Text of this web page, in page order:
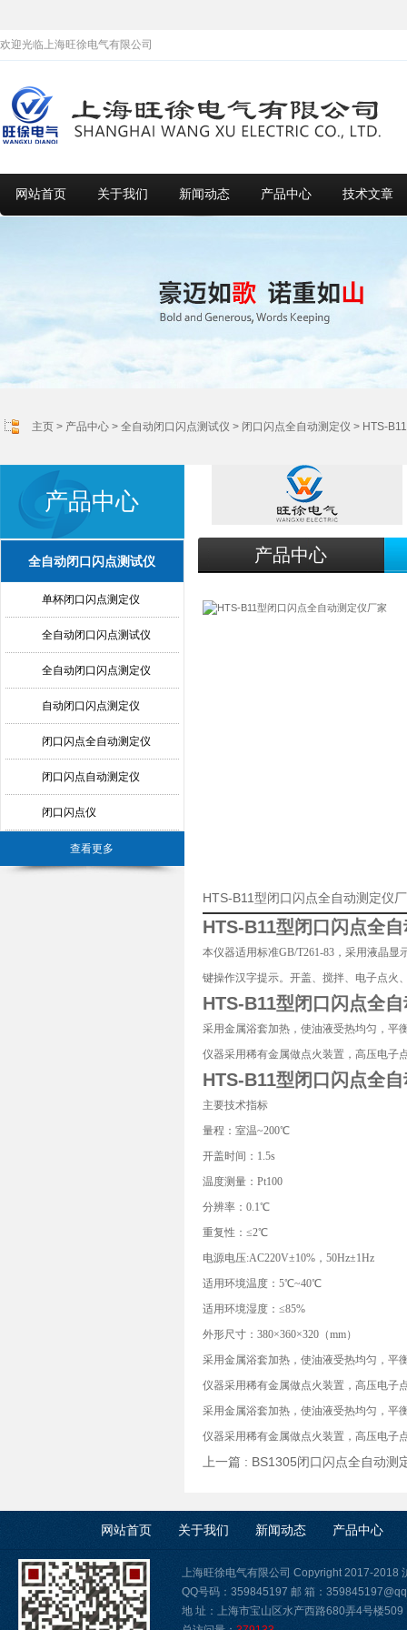
欢迎光临上海旺徐电气有限公司
网站首页 关于我们 新闻动态 产品中心 技术文章
主页 > 产品中心 > 全自动闭口闪点测试仪 > 闭口闪点全自动测定仪 > HTS-
产品中心
全自动闭口闪点测试仪
单杯闭口闪点测定仪
全自动闭口闪点测试仪
全自动闭口闪点测定仪
自动闭口闪点测定仪
闭口闪点全自动测定仪
闭口闪点自动测定仪
闭口闪点仪
查看更多
产品中心
HTS-B11型闭口闪点全自动测定仪
HTS-B11型闭口闪点全
本仪器适用标准GB/T261-83，采用液晶
键操作汉字提示。开盖、搅拌、电子点火
HTS-B11型闭口闪点全
采用金属浴套加热，使油液受热均匀，平
仪器采用稀有金属做点火装置，高压电子
HTS-B11型闭口闪点全
主要技术指标
量程：室温~200℃
开盖时间：1.5s
温度测量：Pt100
分辨率：0.1℃
重复性：≤2℃
电源电压:AC220V±10%，50Hz±1Hz
适用环境温度：5℃~40℃
适用环境湿度：≤85%
外形尺寸：380×360×320（mm）
采用金属浴套加热，使油液受热均匀，平
仪器采用稀有金属做点火装置，高压电子
采用金属浴套加热，使油液受热均匀，平
仪器采用稀有金属做点火装置，高压电子
上一篇 : BS1305闭口闪点全自动测
网站首页 关于我们 新闻动态 产品中心
上海旺徐电气有限公司 Copyright 2017-2018
QQ号码：359845197 邮 箱：
地 址：上海市宝山区水产西路680弄4号楼509